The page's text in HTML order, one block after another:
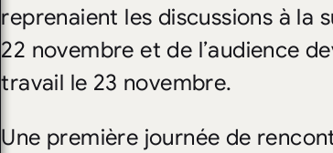
reprenaient les discussions à la
22 novembre et de l’audience
travail le 23 novembre.
Une première journée de